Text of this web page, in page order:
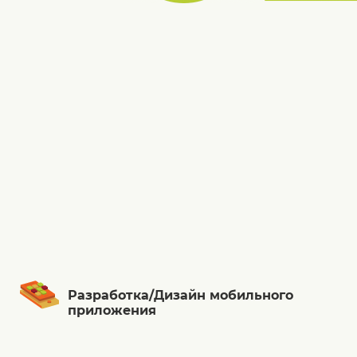
Разработка/Дизайн мобильного
приложения